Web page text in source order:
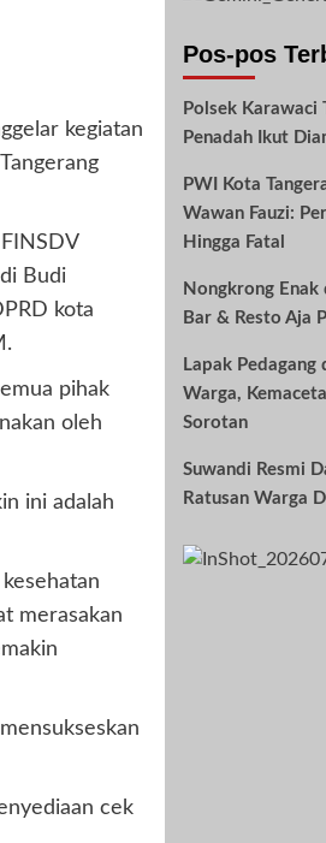
kegiatan
Budi
kota
pihak
oleh
ini adalah
merasakan
cek
Pos-pos
Polsek Karawaci
Penadah Ikut
PWI Kota
Wawan Fauzi:
Hingga Fatal
Nongkrong Enak
Bar & Resto Aja
Lapak Pedagang
Warga,
Sorotan
Suwandi Resmi
Ratusan Warga